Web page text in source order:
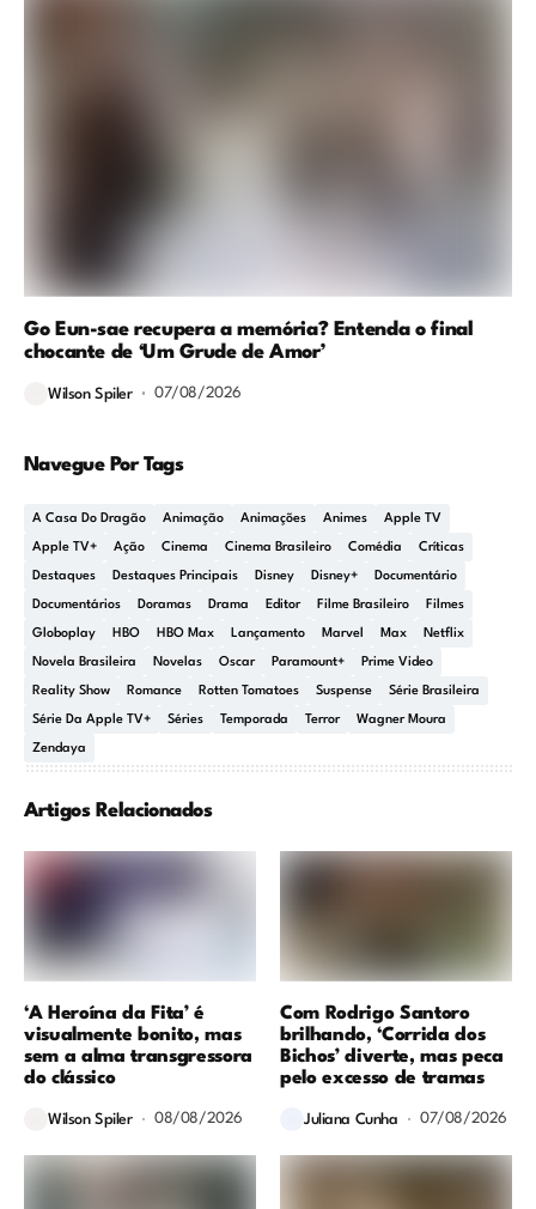
Go Eun-sae recupera a memória? Entenda o final
chocante de ‘Um Grude de Amor’
Wilson Spiler 07/08/2026
Navegue Por Tags
A Casa Do Dragão Animação Animações Animes Apple TV
Apple TV+ Ação Cinema Cinema Brasileiro Comédia Críticas
Destaques Destaques Principais Disney Disney+ Documentário
Documentários Doramas Drama Editor Filme Brasileiro Filmes
Globoplay HBO HBO Max Lançamento Marvel Max Netflix
Novela Brasileira Novelas Oscar Paramount+ Prime Video
Reality Show Romance Rotten Tomatoes Suspense Série Brasileira
Série Da Apple TV+ Séries Temporada Terror Wagner Moura
Zendaya
Artigos Relacionados
‘A Heroína da Fita’ é
visualmente bonito, mas
sem a alma transgressora
do clássico
Wilson Spiler 08/08/2026
Com Rodrigo Santoro
brilhando, ‘Corrida dos
Bichos’ diverte, mas peca
pelo excesso de tramas
Juliana Cunha 07/08/2026